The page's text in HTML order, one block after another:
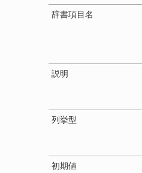
辞書項目名
説明
列挙型
初期値